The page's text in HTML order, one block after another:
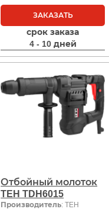
ЗАКАЗАТЬ
срок заказа
4 - 10 дней
Отбойный молоток
TEH TDH6015
Производитель: TEH